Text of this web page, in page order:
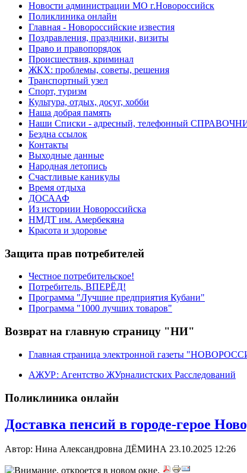
Новости администрации МО г.Новороссийск
Поликлиника онлайн
Главная - Новороссийские известия
Поздравления, праздники, визиты
Право и правопорядок
Происшествия, криминал
ЖКХ: проблемы, советы, решения
Транспортный узел
Спорт, туризм
Культура, отдых, досуг, хобби
Наша добрая память
Наши Списки - адресный, телефонный
Бездна ссылок
Контакты
Выходные данные
Народная летопись
Счастливые каникулы
Время отдыха
ДОСААФ
Из историии Новороссийска
НМДТ им. Амербекяна
Красота и здоровье
Защита прав потребителей
Честное потребительское!
Потребитель, ВПЕРЁД!
Программа "Лучшие предприятия Кубани"
Программа "1000 лучших товаров"
Возврат на главную страницу "НИ"
Главная страница электронной газеты
АЖУР: Агентство ЖУрналистских Расследований
Поликлиника онлайн
Доставка пенсий в городе-герое
Автор: Нина Александровна ДЁМИНА 23.10.2025 12:26